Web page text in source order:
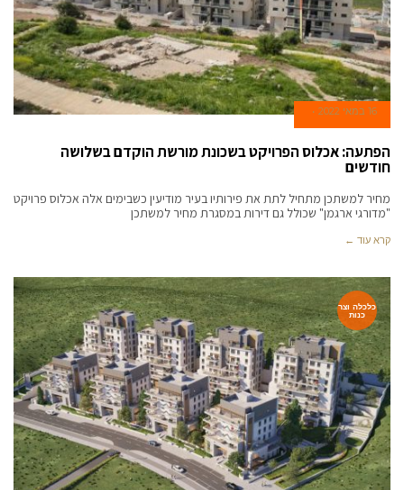
16 במאי 2022
הפתעה: אכלוס הפרויקט בשכונת מורשת הוקדם בשלושה
חודשים
מחיר למשתכן מתחיל לתת את פירותיו בעיר מודיעין כשבימים אלה אכלוס פרויקט
"מדורגי ארגמן" שכולל גם דירות במסגרת מחיר למשתכן
קרא עוד ←
כלכלה וצר
כנות